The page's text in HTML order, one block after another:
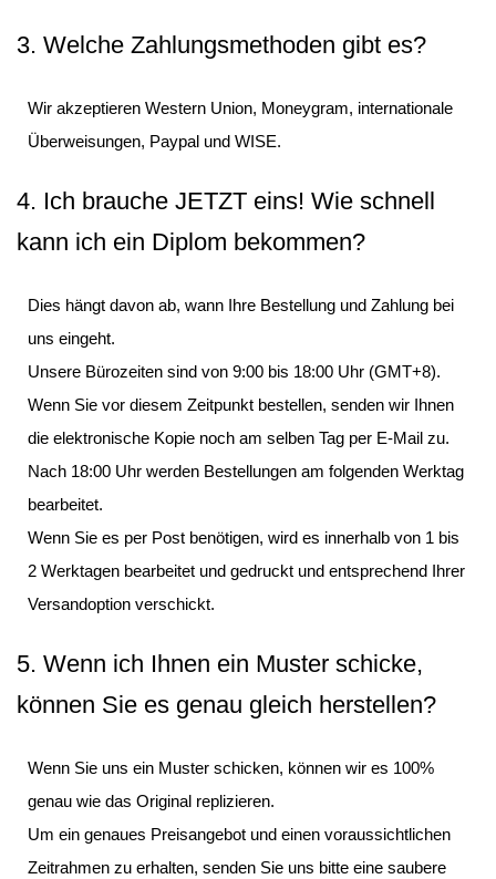
3. Welche Zahlungsmethoden gibt es?
Wir akzeptieren Western Union, Moneygram, internationale
Überweisungen, Paypal und WISE.
4. Ich brauche JETZT eins! Wie schnell
kann ich ein Diplom bekommen?
Dies hängt davon ab, wann Ihre Bestellung und Zahlung bei
uns eingeht.
Unsere Bürozeiten sind von 9:00 bis 18:00 Uhr (GMT+8).
Wenn Sie vor diesem Zeitpunkt bestellen, senden wir Ihnen
die elektronische Kopie noch am selben Tag per E-Mail zu.
Nach 18:00 Uhr werden Bestellungen am folgenden Werktag
bearbeitet.
Wenn Sie es per Post benötigen, wird es innerhalb von 1 bis
2 Werktagen bearbeitet und gedruckt und entsprechend Ihrer
Versandoption verschickt.
5. Wenn ich Ihnen ein Muster schicke,
können Sie es genau gleich herstellen?
Wenn Sie uns ein Muster schicken, können wir es 100%
genau wie das Original replizieren.
Um ein genaues Preisangebot und einen voraussichtlichen
Zeitrahmen zu erhalten, senden Sie uns bitte eine saubere